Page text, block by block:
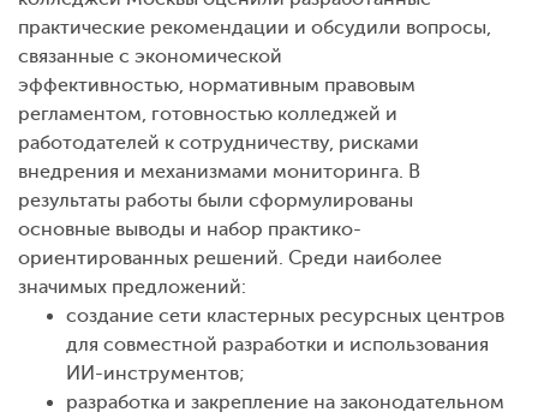
практические рекомендации и обсудили вопросы,
связанные с экономической
эффективностью, нормативным правовым
регламентом, готовностью колледжей и
работодателей к сотрудничеству, рисками
внедрения и механизмами мониторинга. В
результаты работы были сформулированы
основные выводы и набор практико-
ориентированных решений. Среди наиболее
значимых предложений:
создание сети кластерных ресурсных центров
для совместной разработки и использования
ИИ-инструментов;
разработка и закрепление на законодательном